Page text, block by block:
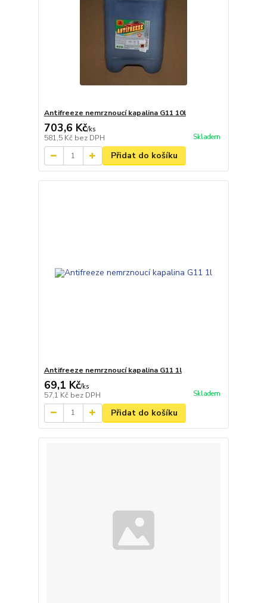
Antifreeze nemrznoucí kapalina G11 10l
703,6 Kč/ks
581,5 Kč bez DPH Skladem
Přidat do košíku
Antifreeze nemrznoucí kapalina G11 1l
69,1 Kč/ks
57,1 Kč bez DPH Skladem
Přidat do košíku